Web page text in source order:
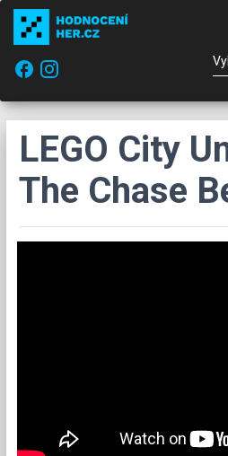
facebook
LEGO City
The Chase